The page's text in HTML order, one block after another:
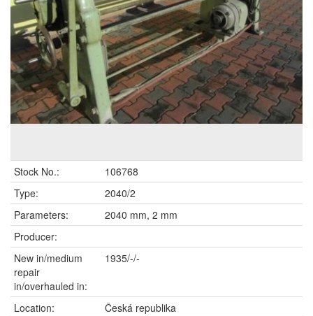
Stock No.:
106768
Type:
2040/2
Parameters:
2040 mm, 2 mm
Producer:
New in/medium
repair
in/overhauled in:
1935/-/-
Location:
Česká republika